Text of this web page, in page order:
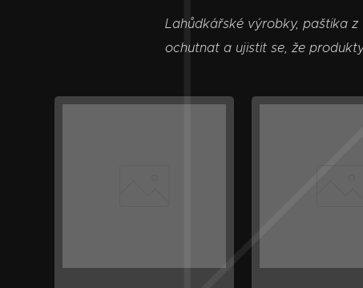
Lahůdkářské výrobky, paštika
ochutnat a ujistit se, že